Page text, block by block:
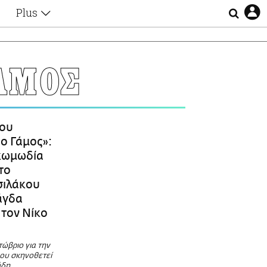
Plus
Αφιερώματα
Ζώδια
Απώλειες
Lgbtqi+
Γάμος»:
Νίκο
για την
σκηνοθετεί